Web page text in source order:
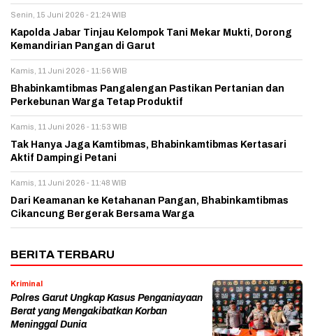
Senin, 15 Juni 2026 - 21:24 WIB
Kapolda Jabar Tinjau Kelompok Tani Mekar Mukti, Dorong
Kemandirian Pangan di Garut
Kamis, 11 Juni 2026 - 11:56 WIB
Bhabinkamtibmas Pangalengan Pastikan Pertanian dan
Perkebunan Warga Tetap Produktif
Kamis, 11 Juni 2026 - 11:53 WIB
Tak Hanya Jaga Kamtibmas, Bhabinkamtibmas Kertasari
Aktif Dampingi Petani
Kamis, 11 Juni 2026 - 11:48 WIB
Dari Keamanan ke Ketahanan Pangan, Bhabinkamtibmas
Cikancung Bergerak Bersama Warga
BERITA TERBARU
Kriminal
Polres Garut Ungkap Kasus Penganiayaan
Berat yang Mengakibatkan Korban
Meninggal Dunia